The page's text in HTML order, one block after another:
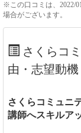
※この口コミは、2022/
場合がございます。
さくらコ
由・志望動機
さくらコミュニ
講師へスキルア